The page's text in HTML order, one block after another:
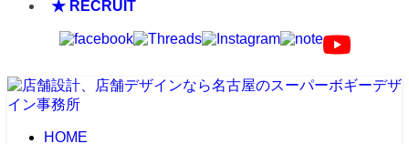
★ RECRUIT
HOME